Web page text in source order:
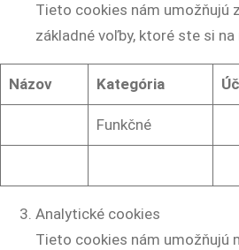
Tieto cookies nám umožňujú
základné voľby, ktoré ste si
Názov Kategória
Funkčné
Analytické cookies
Tieto cookies nám umožňujú